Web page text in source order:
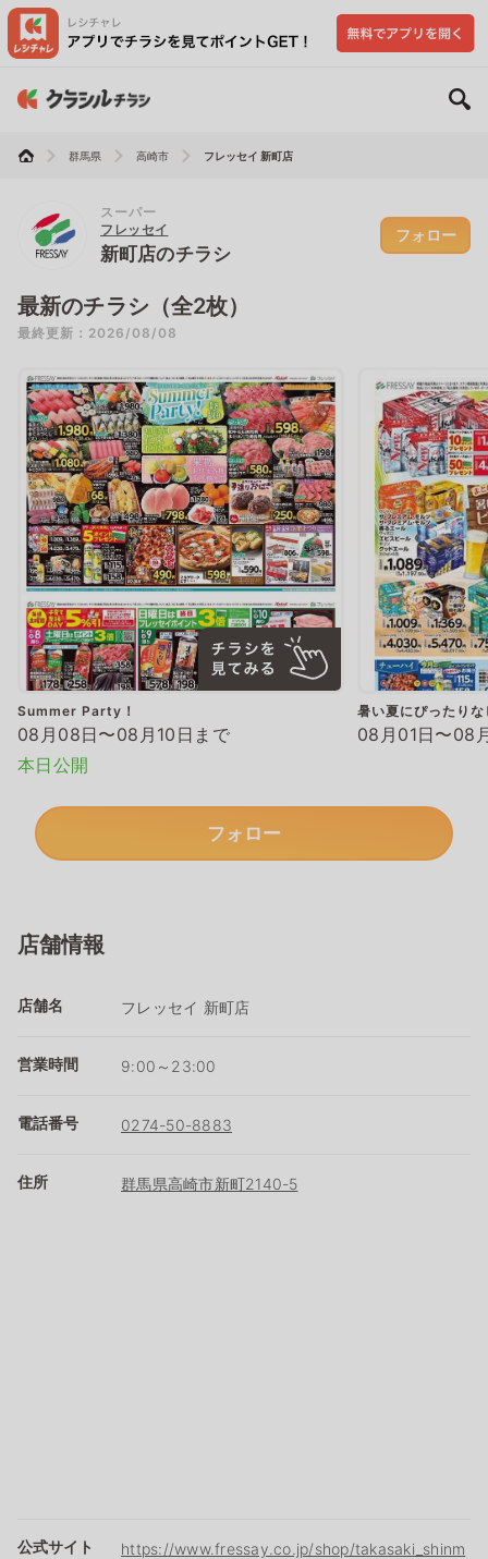
群馬県 高崎市 フレッセイ 新町店
スーパー
フレッセイ
新町店のチラシ
フォロー
最新のチラシ（全2枚）
最終更新：2026/08/08
Summer Party！
08月08日〜08月10日まで
本日公開
暑い夏にぴったり
08月01日〜08
フォロー
店舗情報
店舗名 フレッセイ 新町店
営業時間 9:00～23:00
電話番号 0274-50-8883
住所 群馬県高崎市新町2140-5
公式サイト
https://www.fressay.co.jp/shop/takasaki_shinm